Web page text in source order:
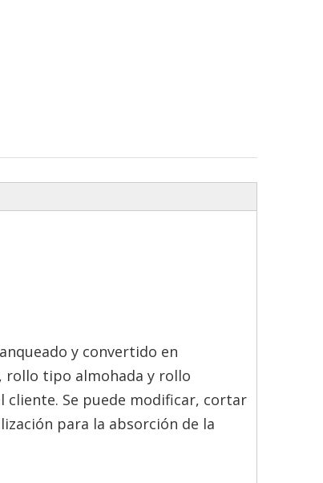
y convertido en
rollo tipo almohada y rollo
Se puede modificar, cortar
para la absorción de la